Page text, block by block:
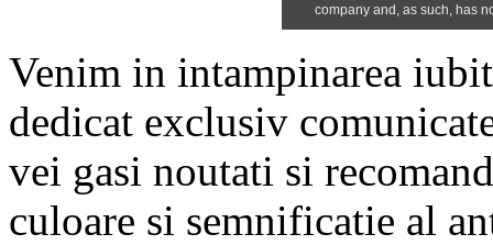
Venim in intampinarea
dedicat exclusiv
vei gasi noutati si
culoare si semnificatie al